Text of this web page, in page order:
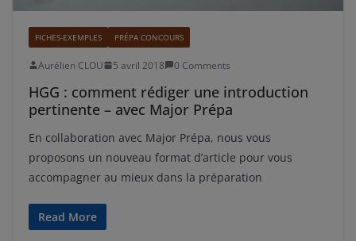
FICHES-EXEMPLES PRÉPA CONCOURS
Aurélien CLOU 5 avril 2018 0 Comments
HGG : comment rédiger une introduction
pertinente – avec Major Prépa
En collaboration avec Major Prépa, nous vous
proposons un nouveau format d’article pour vous
accompagner au mieux dans la préparation
Read More